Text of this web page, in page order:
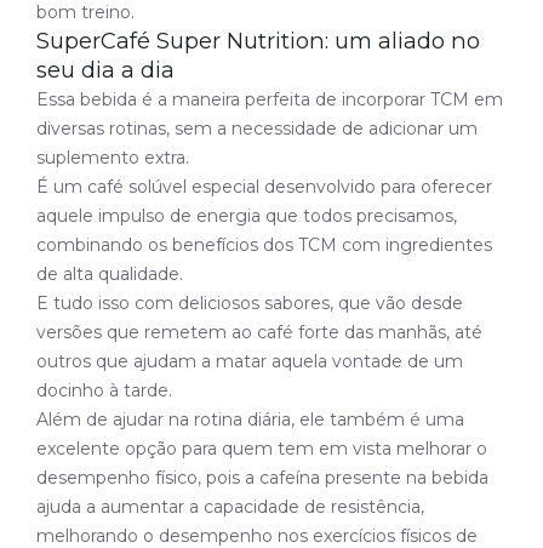
bom treino.
SuperCafé Super Nutrition: um aliado no
seu dia a dia
Essa bebida é a maneira perfeita de incorporar TCM em
diversas rotinas, sem a necessidade de adicionar um
suplemento extra.
É um café solúvel especial desenvolvido para oferecer
aquele impulso de energia que todos precisamos,
combinando os benefícios dos TCM com ingredientes
de alta qualidade.
E tudo isso com deliciosos sabores, que vão desde
versões que remetem ao café forte das manhãs, até
outros que ajudam a matar aquela vontade de um
docinho à tarde.
Além de ajudar na rotina diária, ele também é uma
excelente opção para quem tem em vista melhorar o
desempenho físico, pois a cafeína presente na bebida
ajuda a aumentar a capacidade de resistência,
melhorando o desempenho nos exercícios físicos de